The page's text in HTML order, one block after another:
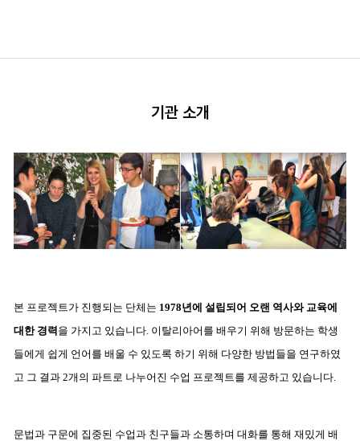
기관 소개
본 프로젝트가 진행되는 단체는 1978년에 설립되어 오랜 역사와 교육에
대한 경력 을 가지고 있습니다. 이탈리아어를 배우기 위해 방문하는 학생
들에게 쉽게 언어를 배울 수 있도록 하기 위해 다양한 방법들을 연구하였
고 그 결과 2개의 파트로 나누어진 수업 프로젝트를 제공하고 있습니다.
문법과 구문에 집중된 수업과 친구들과 소통하며 대화를 통해 재밌게 배